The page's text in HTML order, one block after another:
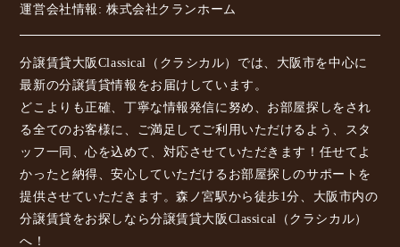
運営会社情報: 株式会社クランホーム
分譲賃貸大阪Classical（クラシカル）では、大阪市を中心に
最新の分譲賃貸情報をお届けしています。
どこよりも正確、丁寧な情報発信に努め、お部屋探しをされ
る全てのお客様に、ご満足してご利用いただけるよう、スタ
ッフ一同、心を込めて、対応させていただきます！任せてよ
かったと納得、安心していただけるお部屋探しのサポートを
提供させていただきます。森ノ宮駅から徒歩1分、大阪市内の
分譲賃貸をお探しなら分譲賃貸大阪Classical（クラシカル）
へ！